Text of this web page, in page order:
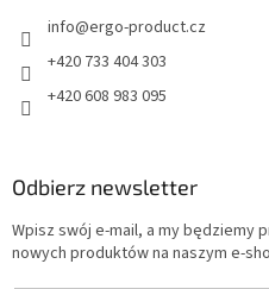
info@ergo-product.cz
+420 733 404 303
+420 608 983 095
Odbierz newsletter
Wpisz swój e-mail, a my będziemy
nowych produktów na naszym e-